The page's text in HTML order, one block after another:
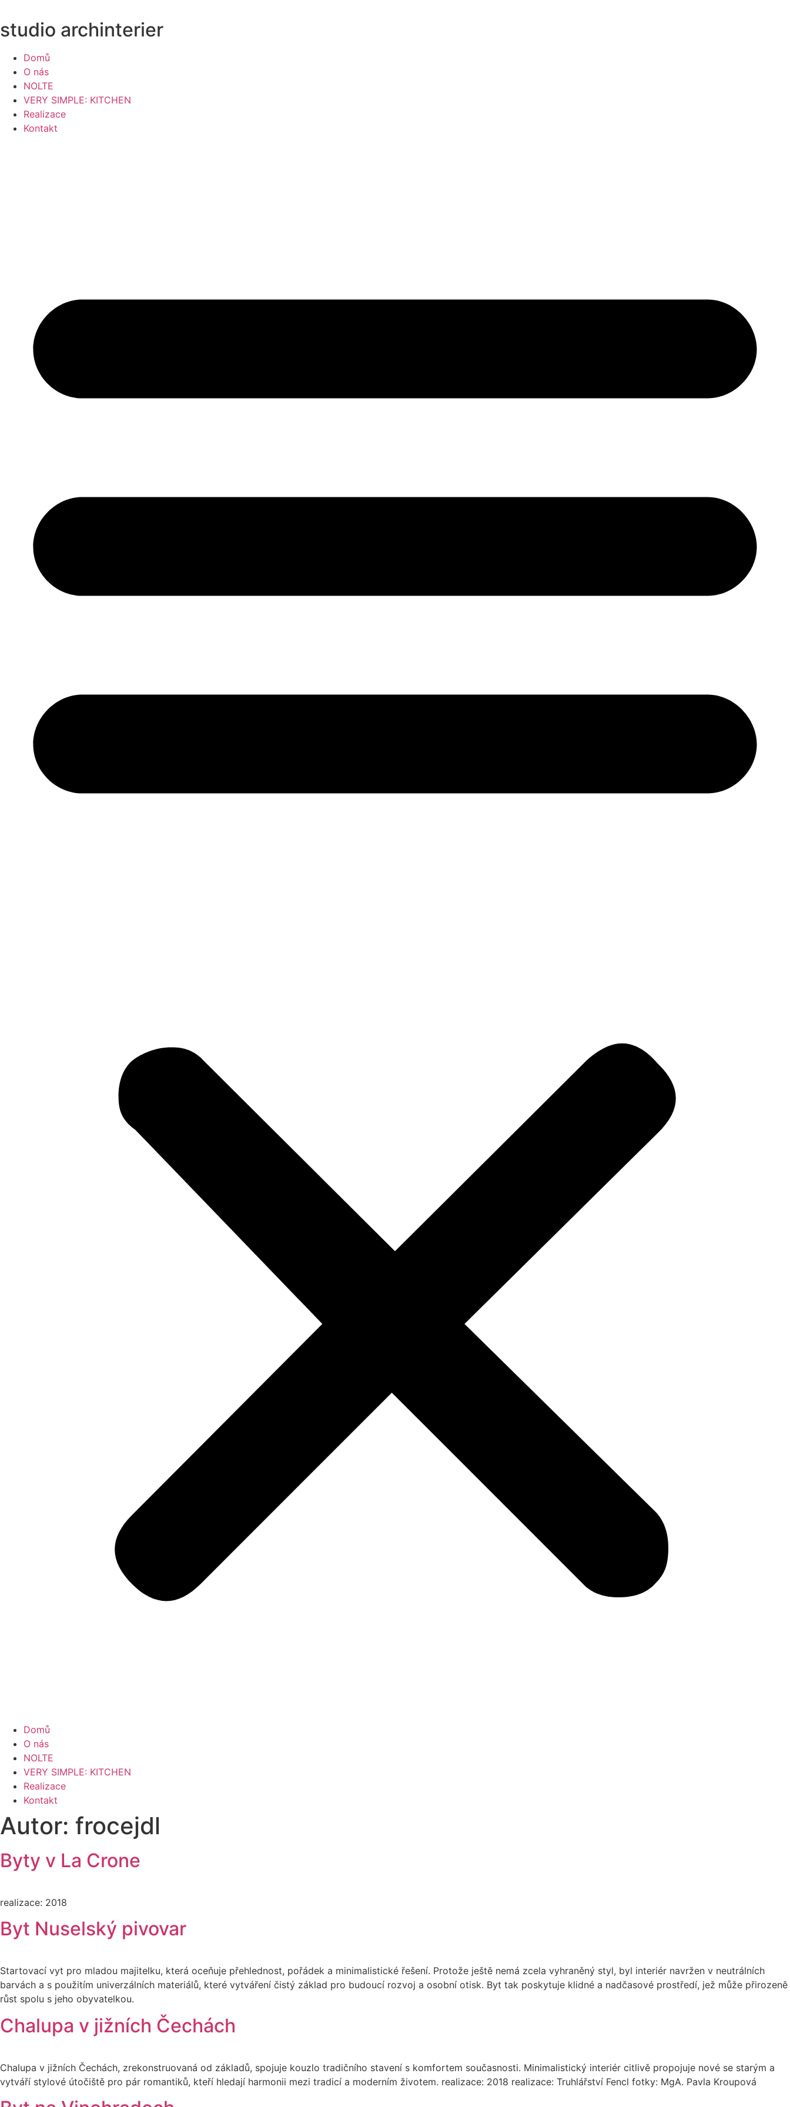
obsahu
studio archinterier
Domů
O nás
NOLTE
VERY SIMPLE: KITCHEN
Realizace
Kontakt
Domů
O nás
NOLTE
VERY SIMPLE: KITCHEN
Realizace
Kontakt
Autor: frocejdl
Byty v La Crone
realizace: 2018
Byt Nuselský pivovar
Startovací vyt pro mladou majitelku, která oceňuje přehlednost, pořádek a minimalistické řešení. Protože ještě nemá zcela vyhraněný styl, byl interiér navržen v neutrálních
barvách a s použitím univerzálních materiálů, které vytváření čistý základ pro budoucí rozvoj a osobní otisk. Byt tak poskytuje klidné a nadčasové prostředí, jež může přirozeně
růst spolu s jeho obyvatelkou.
Chalupa v jižních Čechách
Chalupa v jižních Čechách, zrekonstruovaná od základů, spojuje kouzlo tradičního stavení s komfortem současnosti. Minimalistický interiér citlivě propojuje nové se starým a
vytváří stylové útočiště pro pár romantiků, kteří hledají harmonii mezi tradicí a moderním životem. realizace: 2018 realizace: Truhlářství Fencl fotky: MgA. Pavla Kroupová